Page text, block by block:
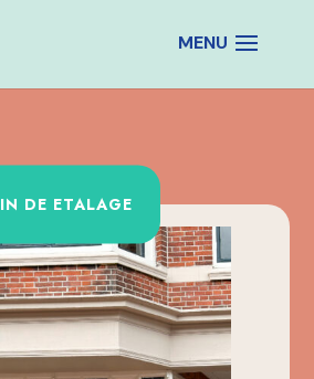
IN DE ETALAGE